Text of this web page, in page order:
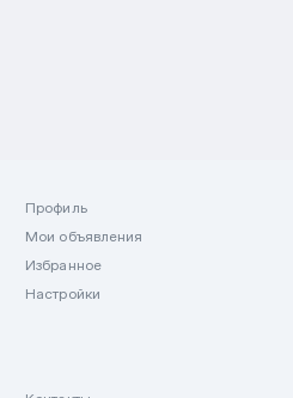
Профиль
Мои объявления
Избранное
Настройки